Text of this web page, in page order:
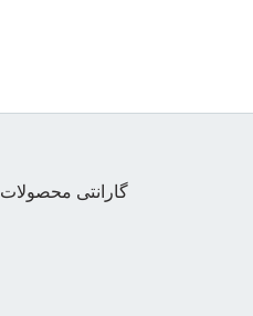
گارانتی محصولات